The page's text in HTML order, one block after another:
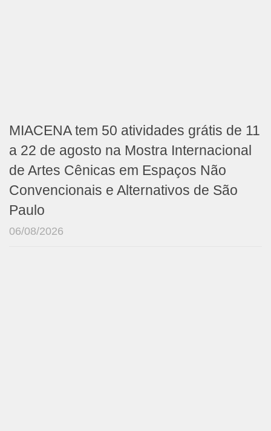
MIACENA tem 50 atividades grátis de 11
a 22 de agosto na Mostra Internacional
de Artes Cênicas em Espaços Não
Convencionais e Alternativos de São
Paulo
06/08/2026